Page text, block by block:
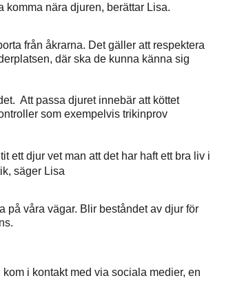
komma nära djuren, berättar Lisa.
från åkrarna. Det gäller att respektera
där ska de kunna känna sig
Att passa djuret innebär att köttet
som exempelvis trikinprov
ett djur vet man att det har haft ett bra liv i
säger Lisa
på våra vägar. Blir beståndet av djur för
i kontakt med via sociala medier, en